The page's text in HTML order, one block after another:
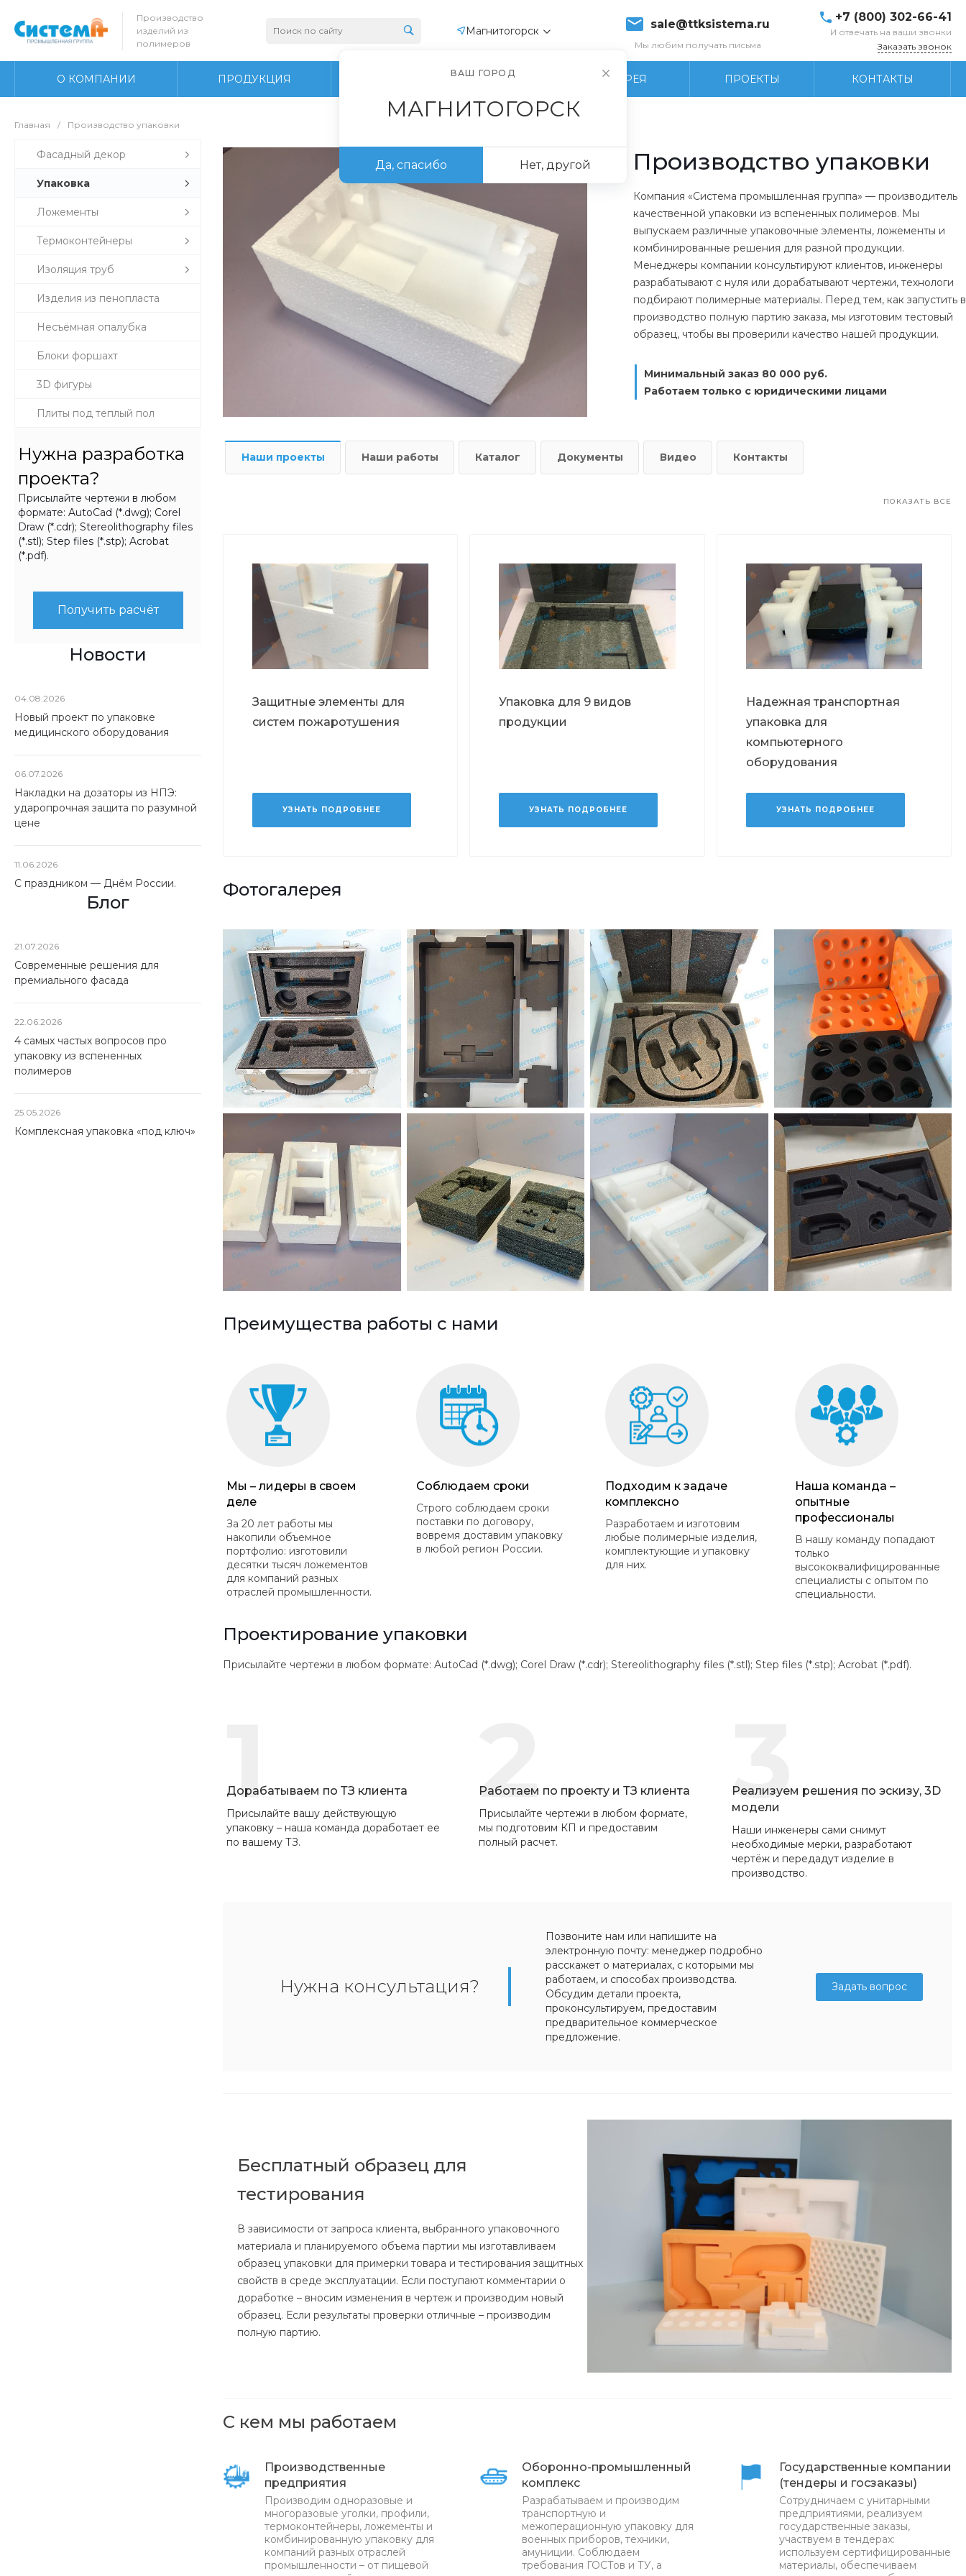
Производство
изделий из
полимеров
Магнитогорск sale@ttksistema.ru
Мы любим получать письма
+7 (800) 302-66-41
И отвечать на ваши звонки
Заказать звонок
О КОМПАНИИ ПРОДУКЦИЯ ПРОИЗВОДСТВО ФОТОГАЛЕРЕЯ ПРОЕКТЫ КОНТАКТЫ
Главная / Производство упаковки
Фасадный декор
Упаковка
Ложементы
Термоконтейнеры
Изоляция труб
Изделия из пенопласта
Несъёмная опалубка
Блоки форшахт
3D фигуры
Плиты под теплый пол
Нужна разработка
проекта?
Присылайте чертежи в любом
формате: AutoCad (*.dwg); Corel
Draw (*.cdr); Stereolithography files
(*.stl); Step files (*.stp); Acrobat
(*.pdf).
Получить расчёт
Новости
04.08.2026
Новый проект по упаковке
медицинского оборудования
06.07.2026
Накладки на дозаторы из НПЭ:
ударопрочная защита по разумной
цене
11.06.2026
С праздником — Днём России.
Блог
21.07.2026
Современные решения для
премиального фасада
22.06.2026
4 самых частых вопросов про
упаковку из вспененных
полимеров
25.05.2026
Комплексная упаковка «под ключ»
Производство упаковки
Компания «Система промышленная группа» — производитель
качественной упаковки из вспененных полимеров. Мы
выпускаем различные упаковочные элементы, ложементы и
комбинированные решения для разной продукции.
Менеджеры компании консультируют клиентов, инженеры
разрабатывают с нуля или дорабатывают чертежи, технологи
подбирают полимерные материалы. Перед тем, как запустить в
производство полную партию заказа, мы изготовим тестовый
образец, чтобы вы проверили качество нашей продукции.
Минимальный заказ 80 000 руб.
Работаем только с юридическими лицами
Наши проекты Наши работы Каталог Документы Видео Контакты
ПОКАЗАТЬ ВСЕ
Защитные элементы для
систем пожаротушения
УЗНАТЬ ПОДРОБНЕЕ
Упаковка для 9 видов
продукции
УЗНАТЬ ПОДРОБНЕЕ
Надежная транспортная
упаковка для
компьютерного
оборудования
УЗНАТЬ ПОДРОБНЕЕ
Фотогалерея
Преимущества работы с нами
Мы – лидеры в своем
деле
За 20 лет работы мы
накопили объемное
портфолио: изготовили
десятки тысяч ложементов
для компаний разных
отраслей промышленности.
Соблюдаем сроки
Строго соблюдаем сроки
поставки по договору,
вовремя доставим упаковку
в любой регион России.
Подходим к задаче
комплексно
Разработаем и изготовим
любые полимерные изделия,
комплектующие и упаковку
для них.
Наша команда –
опытные
профессионалы
В нашу команду попадают
только
высококвалифицированные
специалисты с опытом по
специальности.
Проектирование упаковки
Присылайте чертежи в любом формате: AutoCad (*.dwg); Corel Draw (*.cdr); Stereolithography files (*.stl); Step files (*.stp); Acrobat (*.pdf).
1
Дорабатываем по ТЗ клиента
Присылайте вашу действующую
упаковку – наша команда доработает ее
по вашему ТЗ.
2
Работаем по проекту и ТЗ клиента
Присылайте чертежи в любом формате,
мы подготовим КП и предоставим
полный расчет.
3
Реализуем решения по эскизу, 3D
модели
Наши инженеры сами снимут
необходимые мерки, разработают
чертёж и передадут изделие в
производство.
Нужна консультация?
Позвоните нам или напишите на
электронную почту: менеджер подробно
расскажет о материалах, с которыми мы
работаем, и способах производства.
Обсудим детали проекта,
проконсультируем, предоставим
предварительное коммерческое
предложение.
Задать вопрос
Бесплатный образец для
тестирования
В зависимости от запроса клиента, выбранного упаковочного
материала и планируемого объема партии мы изготавливаем
образец упаковки для примерки товара и тестирования защитных
свойств в среде эксплуатации. Если поступают комментарии о
доработке – вносим изменения в чертеж и производим новый
образец. Если результаты проверки отличные – производим
полную партию.
С кем мы работаем
Производственные
предприятия
Производим одноразовые и
многоразовые уголки, профили,
термоконтейнеры, ложементы и
комбинированную упаковку для
компаний разных отраслей
промышленности – от пищевой
Оборонно-промышленный
комплекс
Разрабатываем и производим
транспортную и
межоперационную упаковку для
военных приборов, техники,
амуниции. Соблюдаем
требования ГОСТов и ТУ, а
Государственные компании
(тендеры и госзаказы)
Сотрудничаем с унитарными
предприятиями, реализуем
государственные заказы,
участвуем в тендерах:
используем сертифицированные
материалы, обеспечиваем
ВАШ ГОРОД
МАГНИТОГОРСК
Да, спасибо Нет, другой